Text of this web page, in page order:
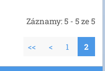
Záznamy: 5 - 5 ze 5
<< < 1 2